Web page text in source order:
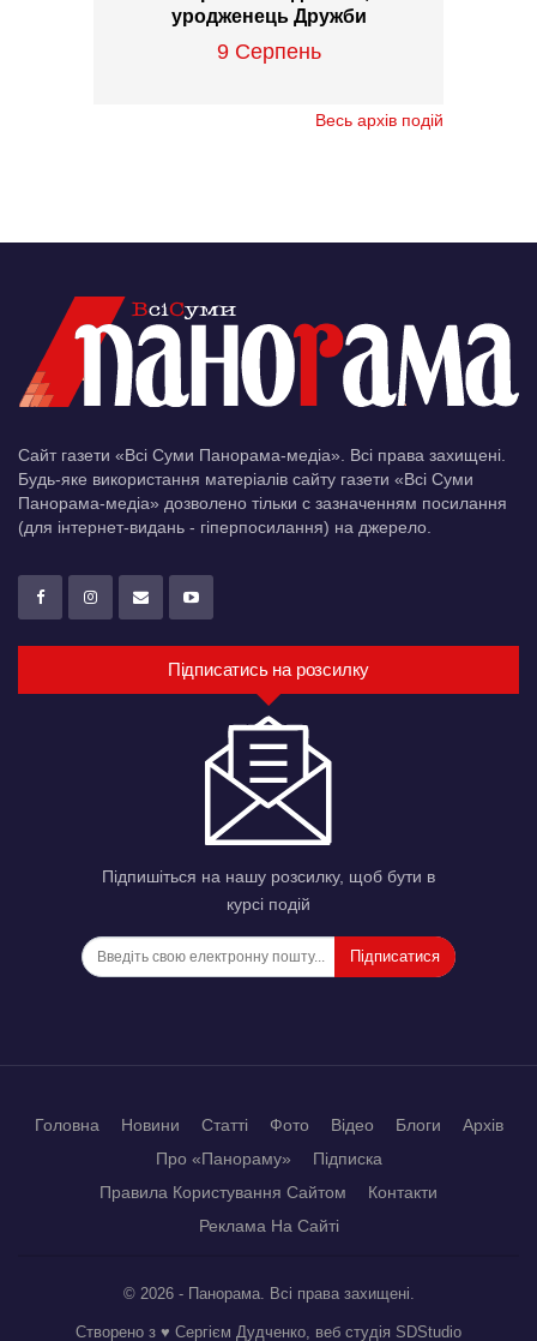
уродженець Дружби
9 Серпень
Весь архів подій
Сайт газети «Всі Суми Панорама-медіа». Всі права захищені.
Будь-яке використання матеріалів сайту газети «Всі Суми
Панорама-медіа» дозволено тільки c зазначенням посилання
(для інтернет-видань - гіперпосилання) на джерело.
Підписатись на розсилку
Підпишіться на нашу розсилку, щоб бути в
курсі подій
Підписатися
Головна Новини Статті Фото Відео Блоги
Архів
Про «Панораму»
Підписка
Правила Користування Сайтом
Контакти
Реклама На Сайті
© 2026 - Панорама. Всі права захищені.
Створено з ♥ Сергієм Дудченко, веб студія SDStudio